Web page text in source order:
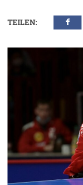
TEILEN: